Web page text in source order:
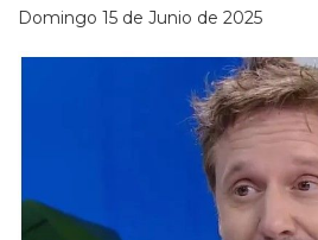
Domingo 15 de Junio de 2025